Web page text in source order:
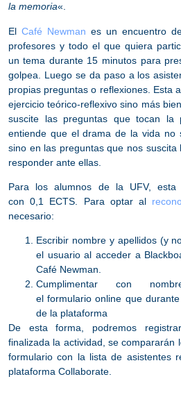
la memoria«.
El Café Newman es un encuentro
profesores y todo el que quiera
un tema durante 15 minutos para
golpea. Luego se da paso a los
propias preguntas o reflexiones. Esta
ejercicio teórico-reflexivo sino más
suscite las preguntas que tocan la
entiende que el drama de la vida no
sino en las preguntas que nos
responder ante ellas.
Para los alumnos de la UFV, esta
con 0,1 ECTS . Para optar al
necesario:
Escribir nombre y apellidos(y
el usuario al acceder a
Café Newman.
Cumplimentar con
elformularioonline que
de la plataforma
De esta forma, podremos
finalizada la actividad, se compararán
formulario con la lista de asistentes
plataforma Collaborate.